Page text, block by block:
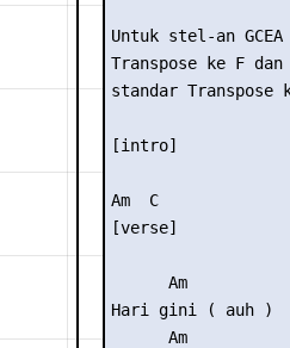
Untuk stel-an
Transpose ke F
standar Transpose
[intro]
Am  C
[verse]
      Am
Hari gini ( auh )
      Am